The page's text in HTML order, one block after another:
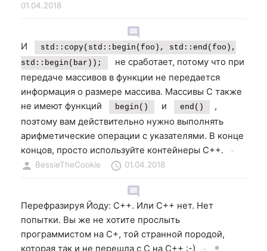
01.04.2018
comment
И
std::copy(std::begin(foo), std::end(foo),
std::begin(bar));
не сработает, потому что при
передаче массивов в функции не передается
информация о размере массива. Массивы C также
не имеют функций
begin() и end()
,
поэтому вам действительно нужно выполнять
арифметические операции с указателями. В конце
концов, просто используйте контейнеры C++.
-
person BessieTheCookie schedule 01.04.2018
comment
Перефразируя Йоду: C++. Или С++ нет. Нет
попытки. Вы же не хотите прослыть
программистом на C+, той странной породой,
которая так и не перешла с C на C++ :-)
-